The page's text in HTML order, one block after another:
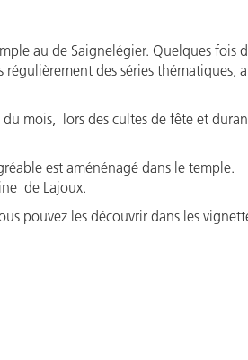
au de Saignelégier. Quelques fois
des séries thématiques,
mois, lors des cultes de fête et
est aménénagé dans le temple.
de Lajoux.
pouvez les découvrir dans les